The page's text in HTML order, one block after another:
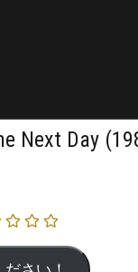
Next Day